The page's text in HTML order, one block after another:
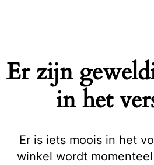
Er zijn
in het
Er is iets moois in het
winkel wordt